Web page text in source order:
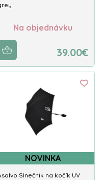
Na objednávku
39.00€
NOVINKA
Slnečník na kočík UV